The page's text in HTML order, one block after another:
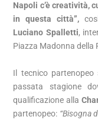
Napoli c’è creatività,
in questa città”,
Luciano Spalletti,
Piazza Madonna della
Il tecnico
passata stagione
qualificazione alla
partenopeo: “Bisogna